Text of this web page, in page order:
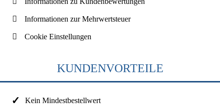
Informationen zur Mehrwertsteuer
Cookie Einstellungen
KUNDENVORTEILE
Kein Mindestbestellwert